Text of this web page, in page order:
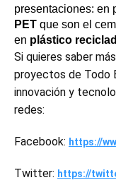
PET que son el
en plástico
Si quieres saber
proyectos de Todo
innovación y
redes:
Facebook: https://
Twitter: https://